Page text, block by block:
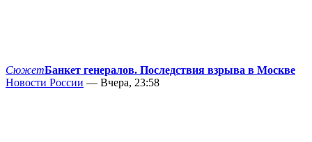
СюжетБанкет генералов. Последствия взрыва в Москве
Новости России — Вчера, 23:58